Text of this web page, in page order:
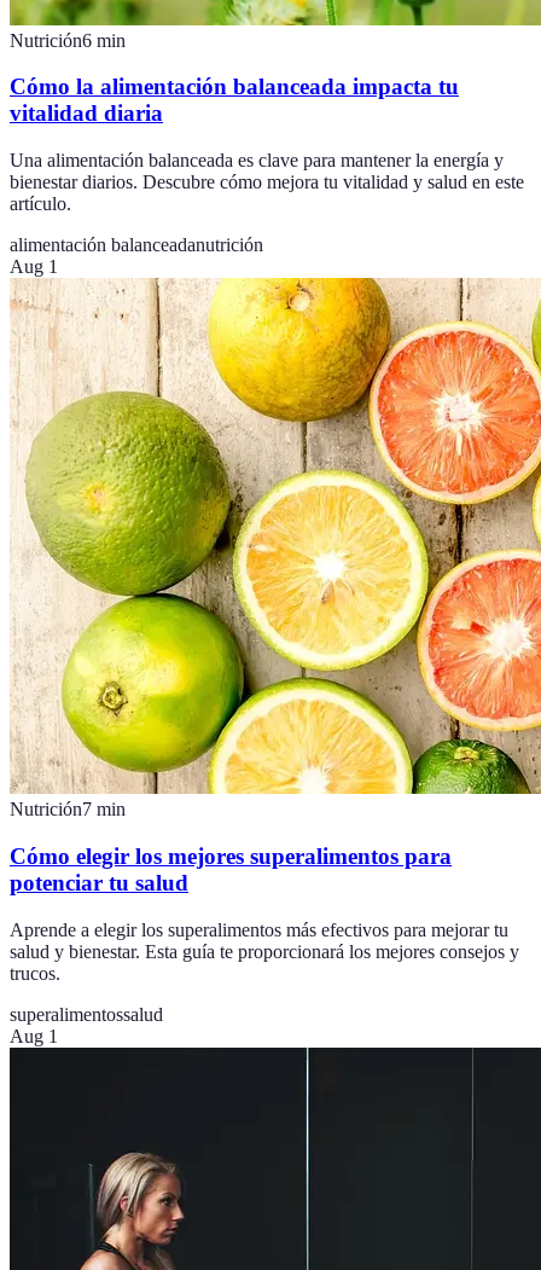
Nutrición6 min
Cómo la alimentación balanceada impacta tu
vitalidad diaria
Una alimentación balanceada es clave para mantener la energía y
bienestar diarios. Descubre cómo mejora tu vitalidad y salud en este
artículo.
alimentación balanceadanutrición
Aug 1
Nutrición7 min
Cómo elegir los mejores superalimentos para
potenciar tu salud
Aprende a elegir los superalimentos más efectivos para mejorar tu
salud y bienestar. Esta guía te proporcionará los mejores consejos y
trucos.
superalimentossalud
Aug 1